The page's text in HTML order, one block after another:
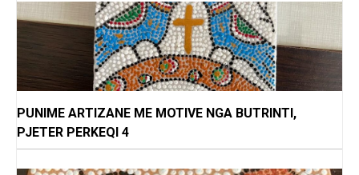
PUNIME ARTIZANE ME MOTIVE NGA BUTRINTI,
PJETER PERKEQI 4